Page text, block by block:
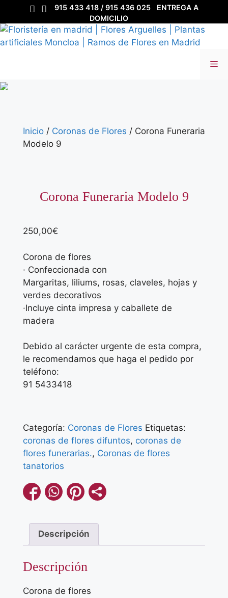
contenido
915 433 418 / 915 436 025
ENTREGA A
DOMICILIO
Inicio / Coronas de Flores / Corona Funeraria
Modelo 9
Corona Funeraria Modelo 9
250,00€
Corona de flores
· Confeccionada con
Margaritas, liliums, rosas, claveles, hojas y
verdes decorativos
·Incluye cinta impresa y caballete de
madera
Debido al carácter urgente de esta compra,
le recomendamos que haga el pedido por
teléfono:
91 5433418
Categoría: Coronas de Flores Etiquetas:
coronas de flores difuntos, coronas de
flores funerarias., Coronas de flores
tanatorios
Descripción
Descripción
Corona de flores